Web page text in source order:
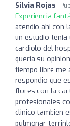
Silvia Rojas
Experiencia
atendio ahi con
un estudio tenia
cardiolo del
queria su
tiempo libre me
respondio que
flores con la
profesionales
clinico tambien
pulmonar